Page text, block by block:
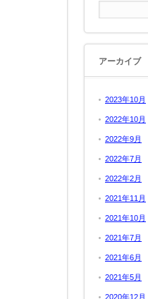
アーカイブ
2023年10月
2022年10月
2022年9月
2022年7月
2022年2月
2021年11月
2021年10月
2021年7月
2021年6月
2021年5月
2020年12月